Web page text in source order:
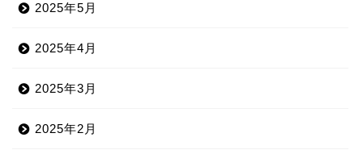
2025年5月
2025年4月
2025年3月
2025年2月